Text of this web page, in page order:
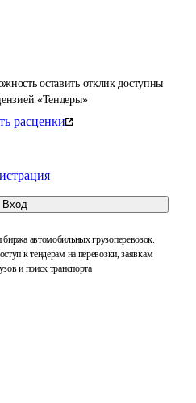
оставить отклик доступны
«Тендеры»
расценки
Вход
автомобильных грузоперевозок.
к тендерам на перевозки, заявкам
и поиск транспорта